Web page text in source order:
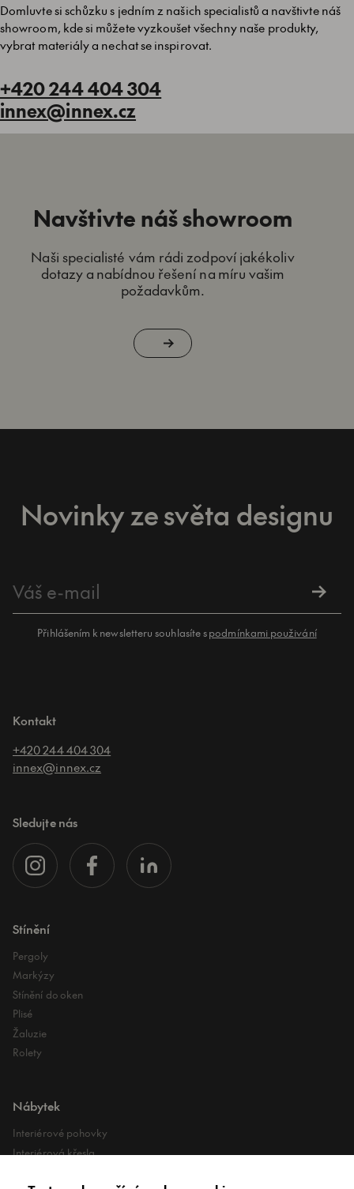
Domluvte si schůzku s jedním z našich specialistů a navštivte náš
showroom, kde si můžete vyzkoušet všechny naše produkty,
vybrat materiály a nechat se inspirovat.
+420 244 404 304
innex@innex.cz
Navštivte náš showroom
Naši specialisté vám rádi zodpoví jakékoliv
dotazy a nabídnou řešení na míru vašim
požadavkům.
Novinky ze světa designu
Přihlášením k newsletteru souhlasíte spodmínkami použivání
Kontakt
+420 244 404 304
innex@innex.cz
Sledujte nás
Stínění
Pergoly
Markýzy
Stínění do oken
Plisé
Žaluzie
Rolety
Nábytek
Interiérové pohovky
Interiérová křesla